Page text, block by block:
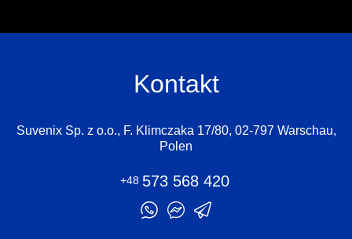
Kontakt
Suvenix Sp. z o.o., F. Klimczaka 17/80, 02-797 Warschau,
Polen
+48 573 568 420